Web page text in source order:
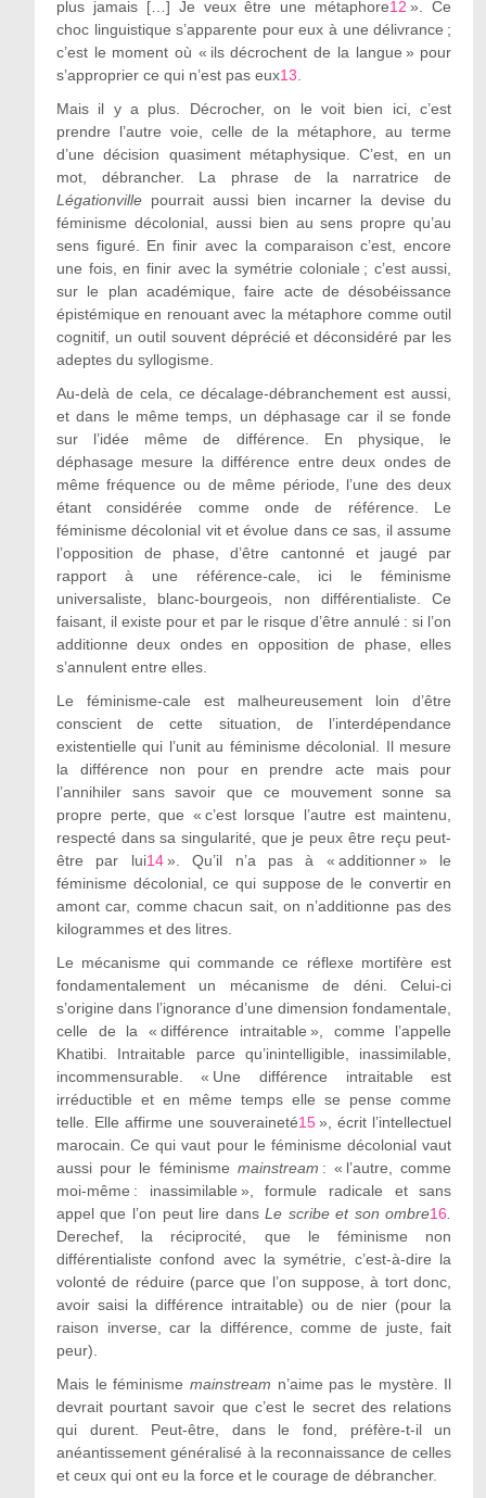
plus jamais […] Je veux être une métaphore12 ». Ce
choc linguistique s’apparente pour eux à une délivrance ;
c’est le moment où « ils décrochent de la langue » pour
s’approprier ce qui n’est pas eux13.
Mais il y a plus. Décrocher, on le voit bien ici, c’est
prendre l’autre voie, celle de la métaphore, au terme
d’une décision quasiment métaphysique. C’est, en un
mot, débrancher. La phrase de la narratrice de
Légationvillepourrait aussi bien incarner la devise du
féminisme décolonial, aussi bien au sens propre qu’au
sens figuré. En finir avec la comparaison c’est, encore
une fois, en finir avec la symétrie coloniale ; c’est aussi,
sur le plan académique, faire acte de désobéissance
épistémique en renouant avec la métaphore comme outil
cognitif, un outil souvent déprécié et déconsidéré par les
adeptes du syllogisme.
Au-delà de cela, ce décalage-débranchement est aussi,
et dans le même temps, un déphasage car il se fonde
sur l’idée même de différence. En physique, le
déphasage mesure la différence entre deux ondes de
même fréquence ou de même période, l’une des deux
étant considérée comme onde de référence. Le
féminisme décolonial vit et évolue dans ce sas, il assume
l’opposition de phase, d’être cantonné et jaugé par
rapport à une référence-cale, ici le féminisme
universaliste, blanc-bourgeois, non différentialiste. Ce
faisant, il existe pour et par le risque d’être annulé : si l’on
additionne deux ondes en opposition de phase, elles
s’annulent entre elles.
Le féminisme-cale est malheureusement loin d’être
conscient de cette situation, de l’interdépendance
existentielle qui l’unit au féminisme décolonial. Il mesure
la différence non pour en prendre acte mais pour
l’annihiler sans savoir que ce mouvement sonne sa
propre perte, que « c’est lorsque l’autre est maintenu,
respecté dans sa singularité, que je peux être reçu peut-
être par lui14». Qu’il n’a pas à « additionner » le
féminisme décolonial, ce qui suppose de le convertir en
amont car, comme chacun sait, on n’additionne pas des
kilogrammes et des litres.
Le mécanisme qui commande ce réflexe mortifère est
fondamentalement un mécanisme de déni. Celui-ci
s’origine dans l’ignorance d’une dimension fondamentale,
celle de la « différence intraitable », comme l’appelle
Khatibi. Intraitable parce qu’inintelligible, inassimilable,
incommensurable. « Une différence intraitable est
irréductible et en même temps elle se pense comme
telle. Elle affirme une souveraineté15», écrit l’intellectuel
marocain. Ce qui vaut pour le féminisme décolonial vaut
aussi pour le féminisme mainstream : « l’autre, comme
moi-même : inassimilable », formule radicale et sans
appel que l’on peut lire dansLe scribe et son ombre16.
Derechef, la réciprocité, que le féminisme non
différentialiste confond avec la symétrie, c’est-à-dire la
volonté de réduire (parce que l’on suppose, à tort donc,
avoir saisi la différence intraitable) ou de nier (pour la
raison inverse, car la différence, comme de juste, fait
peur).
Mais le féminisme mainstream n’aime pas le mystère. Il
devrait pourtant savoir que c’est le secret des relations
qui durent. Peut-être, dans le fond, préfère-t-il un
anéantissement généralisé à la reconnaissance de celles
et ceux qui ont eu la force et le courage de débrancher.